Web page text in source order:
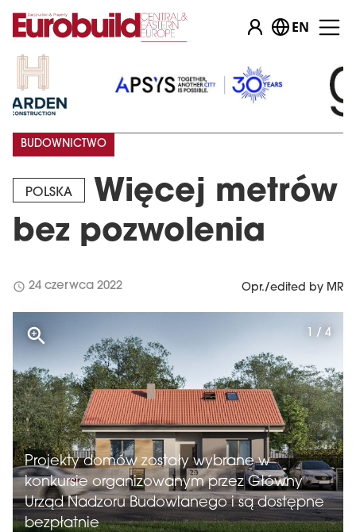
EN
POLSKA
Więcej metrów
bez pozwolenia
BUDOWNICTWO
schedule 24 czerwca 2022 Opr./edited by MR
Projekty domów zostały wybrane w
konkursie organizowanym przez Główny
Urząd Nadzoru Budowlanego i są dostępne
bezpłatnie
1 / 4